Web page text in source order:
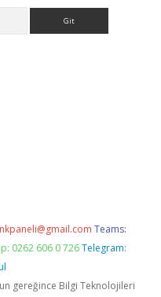
Teams:
0262 606 0 726 Telegram:
gereğince Bilgi Teknolojileri